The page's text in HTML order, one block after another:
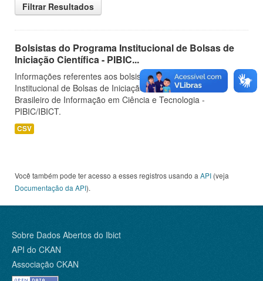
Filtrar Resultados
Bolsistas do Programa Institucional de Bolsas de
Iniciação Científica - PIBIC...
Informações referentes aos bolsistas do Programa
Institucional de Bolsas de Iniciação Científica do Instituto
Brasileiro de Informação em Ciência e Tecnologia -
PIBIC/IBICT.
CSV
Você também pode ter acesso a esses registros usando a API (veja
Documentação da API).
Sobre Dados Abertos do Ibict
API do CKAN
Associação CKAN